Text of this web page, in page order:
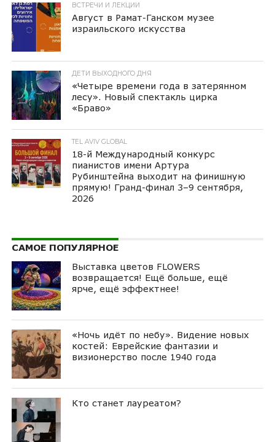
ВСТРЕЧИ И ЛЕКЦИИ
Август в Рамат-Ганском музее
израильского искусства
ДЕТИ ВЫХОДНОГО ДНЯ
«Четыре времени года в затерянном
лесу». Новый спектакль цирка
«Браво»
TEL AVIV GLOBAL
18-й Международный конкурс
пианистов имени Артура
Рубинштейна выходит на финишную
прямую! Гранд-финал 3–9 сентября,
2026
САМОЕ ПОПУЛЯРНОЕ
Выставка цветов FLOWERS
возвращается! Ещё больше, ещё
ярче, ещё эффектнее!
«Ночь идёт по небу». Видение новых
костей: Еврейские фантазии и
визионерство после 1940 года
Кто станет лауреатом?